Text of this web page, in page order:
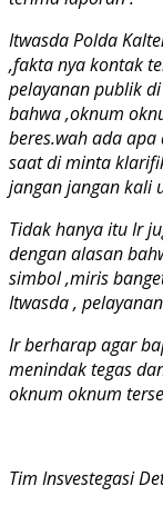
Itwasda Polda
,fakta nya kontak
pelayanan publik
bahwa ,oknum
beres.wah ada
saat di minta
jangan jangan kali
Tidak hanya itu Ir
dengan alasan
simbol ,miris
Itwasda ,
Ir berharap agar
menindak tegas
oknum oknum
Tim Insvestegasi